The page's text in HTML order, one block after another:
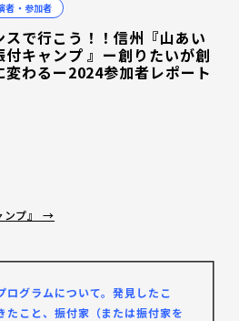
者・参加者
スで行こう！！信州『山あい
付キャンプ 』ー創りたいが創
変わるー2024参加者レポート
ンプ』 →
ログラムについて。発見したこ
たこと、振付家（または振付家を